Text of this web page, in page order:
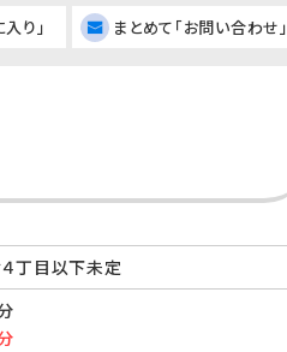
り」 まとめて「お問い合わせ」
丁目以下未定